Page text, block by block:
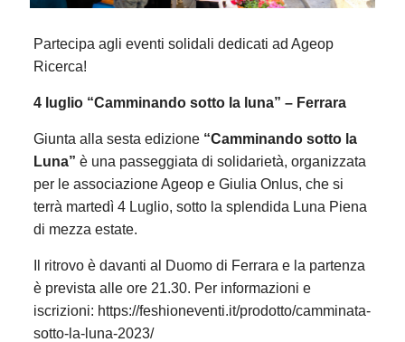
Partecipa agli eventi solidali dedicati ad Ageop
Ricerca!
4 luglio “Camminando sotto la luna” – Ferrara
Giunta alla sesta edizione “Camminando sotto la
Luna” è una passeggiata di solidarietà, organizzata
per le associazione Ageop e Giulia Onlus, che si
terrà martedì 4 Luglio, sotto la splendida Luna Piena
di mezza estate.
Il ritrovo è davanti al Duomo di Ferrara e la partenza
è prevista alle ore 21.30. Per informazioni e
iscrizioni: https://feshioneventi.it/prodotto/camminata-
sotto-la-luna-2023/